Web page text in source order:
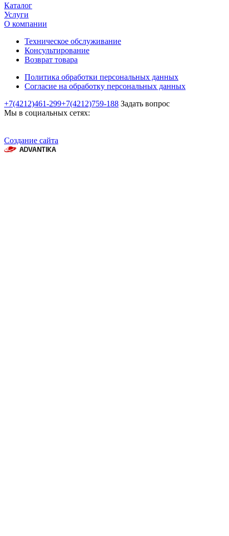
Каталог
Услуги
О компании
Техническое обслуживание
Консультирование
Возврат товара
Политика обработки персональных данных
Согласие на обработку персональных данных
+7(4212)461-299+7(4212)759-188 Задать вопрос
Мы в социальных сетях:
Создание сайта